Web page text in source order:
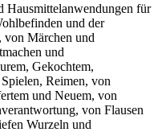
Hausmittelanwendungen für
und der
von Märchen und
und
Gekochtem,
Reimen, von
und Neuem, von
von Flausen
Wurzeln und